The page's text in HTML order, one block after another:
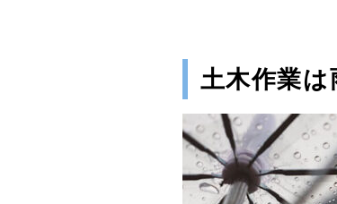
土木作業は